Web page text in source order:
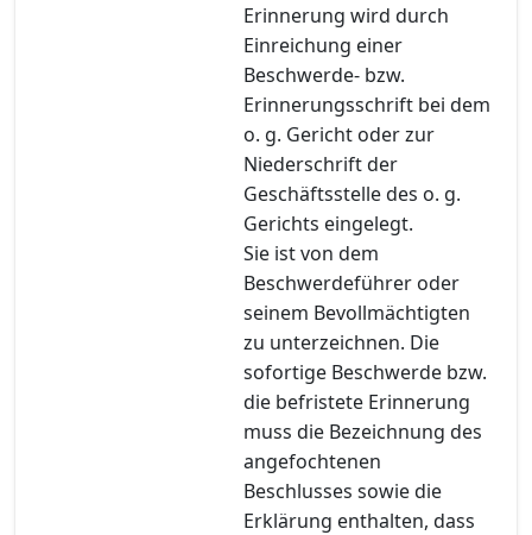
Erinnerung wird durch
Einreichung einer
Beschwerde- bzw.
Erinnerungsschrift bei dem
o. g. Gericht oder zur
Niederschrift der
Geschäftsstelle des o. g.
Gerichts eingelegt.
Sie ist von dem
Beschwerdeführer oder
seinem Bevollmächtigten
zu unterzeichnen. Die
sofortige Beschwerde bzw.
die befristete Erinnerung
muss die Bezeichnung des
angefochtenen
Beschlusses sowie die
Erklärung enthalten, dass